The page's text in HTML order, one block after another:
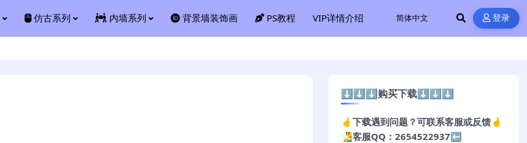
仿古系列 内墙系列 背景墙装饰画 PS教程 VIP详情介绍 登录
⬇️⬇️⬇️购买下载⬇️⬇️⬇️
🤞下载遇到问题？可联系客服或反馈🤞
🧏‍♂️客服QQ：2654522937⬅️